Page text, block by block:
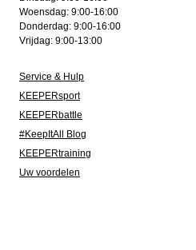
Woensdag: 9:00-16:00
Donderdag: 9:00-16:00
Vrijdag: 9:00-13:00
Service & Hulp
KEEPERsport
KEEPERbattle
#KeepItAll Blog
KEEPERtraining
Uw voordelen